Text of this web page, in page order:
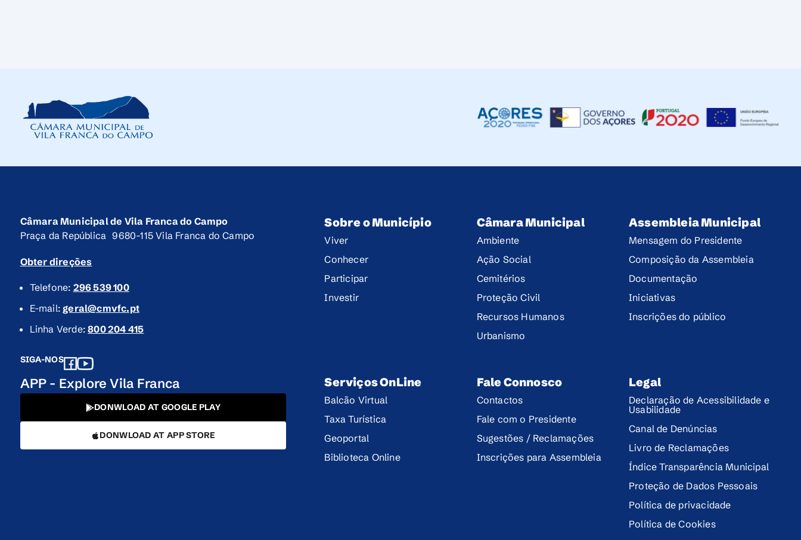
Câmara Municipal de Vila Franca do Campo
Praça da República 9680-115 Vila Franca do Campo
Obter direções
Telefone: 296 539 100
E-mail: geral@cmvfc.pt
Linha Verde:800 204 415
SIGA-NOS
APP - Explore Vila Franca
DONWLOAD AT GOOGLE PLAY
DONWLOAD AT APP STORE
Sobre o Município
Viver
Conhecer
Participar
Investir
Câmara Municipal
Ambiente
Ação Social
Cemitérios
Proteção Civil
Recursos Humanos
Urbanismo
Assembleia Municipal
Mensagem do Presidente
Composição da Assembleia
Documentação
Iniciativas
Inscrições do público
Serviços OnLine
Balcão Virtual
Taxa Turística
Geoportal
Biblioteca Online
Fale Connosco
Contactos
Fale com o Presidente
Sugestões / Reclamações
Inscrições para Assembleia
Legal
Declaração de Acessibilidade e
Usabilidade
Canal de Denúncias
Livro de Reclamações
Índice Transparência Municipal
Proteção de Dados Pessoais
Política de privacidade
Política de Cookies